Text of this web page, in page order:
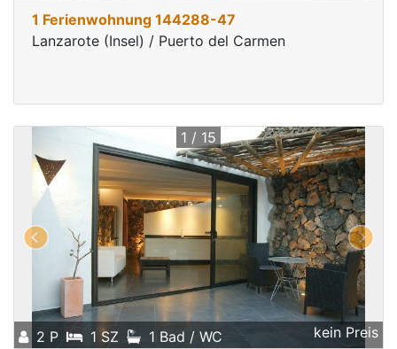
1 Ferienwohnung 144288-47
Lanzarote (Insel) / Puerto del Carmen
2 P 1 SZ 1 Bad / WC kein Preis
1 / 15